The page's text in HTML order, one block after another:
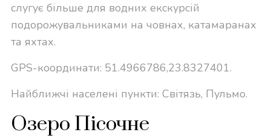
слугує більше для водних екскурсій
подорожувальниками на човнах, катамаранах
та яхтах.
GPS-координати: 51.4966786,23.8327401.
Найближчі населені пункти: Світязь, Пульмо.
Озеро Пісочне